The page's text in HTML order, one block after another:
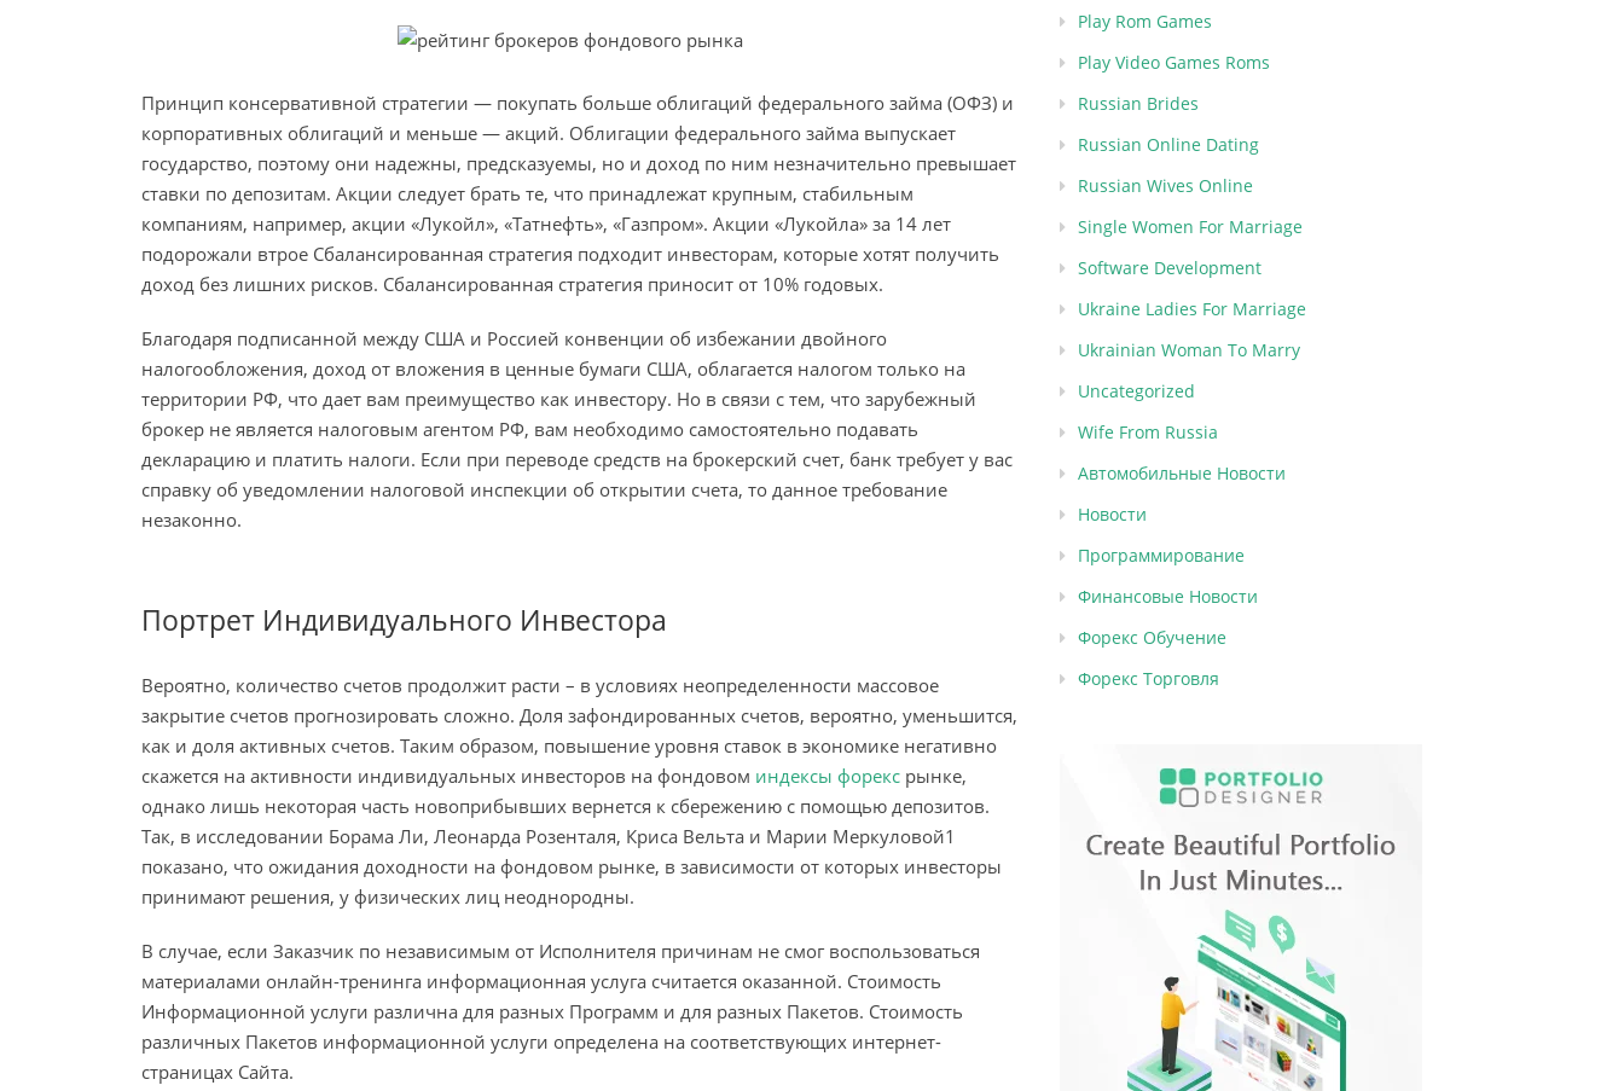
Принцип консервативной стратегии — покупать больше облигаций федерального займа (ОФЗ) и
корпоративных облигаций и меньше — акций. Облигации федерального займа выпускает
государство, поэтому они надежны, предсказуемы, но и доход по ним незначительно превышает
ставки по депозитам. Акции следует брать те, что принадлежат крупным, стабильным
компаниям, например, акции «Лукойл», «Татнефть», «Газпром». Акции «Лукойла» за 14 лет
подорожали втрое Сбалансированная стратегия подходит инвесторам, которые хотят получить
доход без лишних рисков. Сбалансированная стратегия приносит от 10% годовых.
Благодаря подписанной между США и Россией конвенции об избежании двойного
налогообложения, доход от вложения в ценные бумаги США, облагается налогом только на
территории РФ, что дает вам преимущество как инвестору. Но в связи с тем, что зарубежный
брокер не является налоговым агентом РФ, вам необходимо самостоятельно подавать
декларацию и платить налоги. Если при переводе средств на брокерский счет, банк требует у вас
справку об уведомлении налоговой инспекции об открытии счета, то данное требование
незаконно.
Портрет Индивидуального Инвестора
Вероятно, количество счетов продолжит расти – в условиях неопределенности массовое
закрытие счетов прогнозировать сложно. Доля зафондированных счетов, вероятно, уменьшится,
как и доля активных счетов. Таким образом, повышение уровня ставок в экономике негативно
скажется на активности индивидуальных инвесторов на фондовом индексы форекс рынке,
однако лишь некоторая часть новоприбывших вернется к сбережению с помощью депозитов.
Так, в исследовании Борама Ли, Леонарда Розенталя, Криса Вельта и Марии Меркуловой1
показано, что ожидания доходности на фондовом рынке, в зависимости от которых инвесторы
принимают решения, у физических лиц неоднородны.
В случае, если Заказчик по независимым от Исполнителя причинам не смог воспользоваться
материалами онлайн-тренинга информационная услуга считается оказанной. Стоимость
Информационной услуги различна для разных Программ и для разных Пакетов. Стоимость
различных Пакетов информационной услуги определена на соответствующих интернет-
страницах Сайта.
Play Rom Games
Play Video Games Roms
Russian Brides
Russian Online Dating
Russian Wives Online
Single Women For Marriage
Software Development
Ukraine Ladies For Marriage
Ukrainian Woman To Marry
Uncategorized
Wife From Russia
Автомобильные Новости
Новости
Программирование
Финансовые Новости
Форекс Обучение
Форекс Торговля